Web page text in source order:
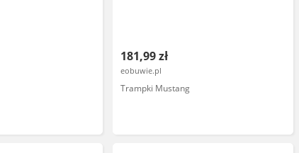
181,99 zł
eobuwie.pl
Trampki Mustang